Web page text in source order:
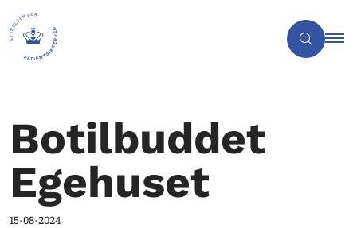
Botilbuddet
Egehuset
15-08-2024